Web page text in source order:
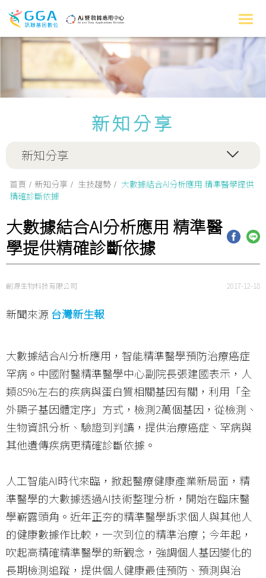
新知分享
新知分享
首頁 新知分享 生技趨勢
大數據結合AI分析應用 精準醫學提供
精確診斷依據
大數據結合AI分析應用 精準醫
學提供精確診斷依據
創源生物科技有限公司 2017-12-18
新聞來源台灣新生報
大數據結合AI分析應用，智能精準醫學預防治療癌症
罕病。中國附醫精準醫學中心副院長張建國表示，人
類85%左右的疾病與蛋白質相關基因有關，利用「全
外顯子基因體定序」方式，檢測2萬個基因，從檢測、
生物資訊分析、驗證到判讀，提供治療癌症、罕病與
其他遺傳疾病更精確診斷依據。
人工智能AI時代來臨，掀起醫療健康產業新局面，精
準醫學的大數據透過AI技術整理分析，開始在臨床醫
學嶄露頭角。近年正夯的精準醫學訴求個人與其他人
的健康數據作比較，一次到位的精準治療；今年起，
吹起高精確精準醫學的新觀念，強調個人基因變化的
長期檢測追蹤，提供個人健康最佳預防、預測與治